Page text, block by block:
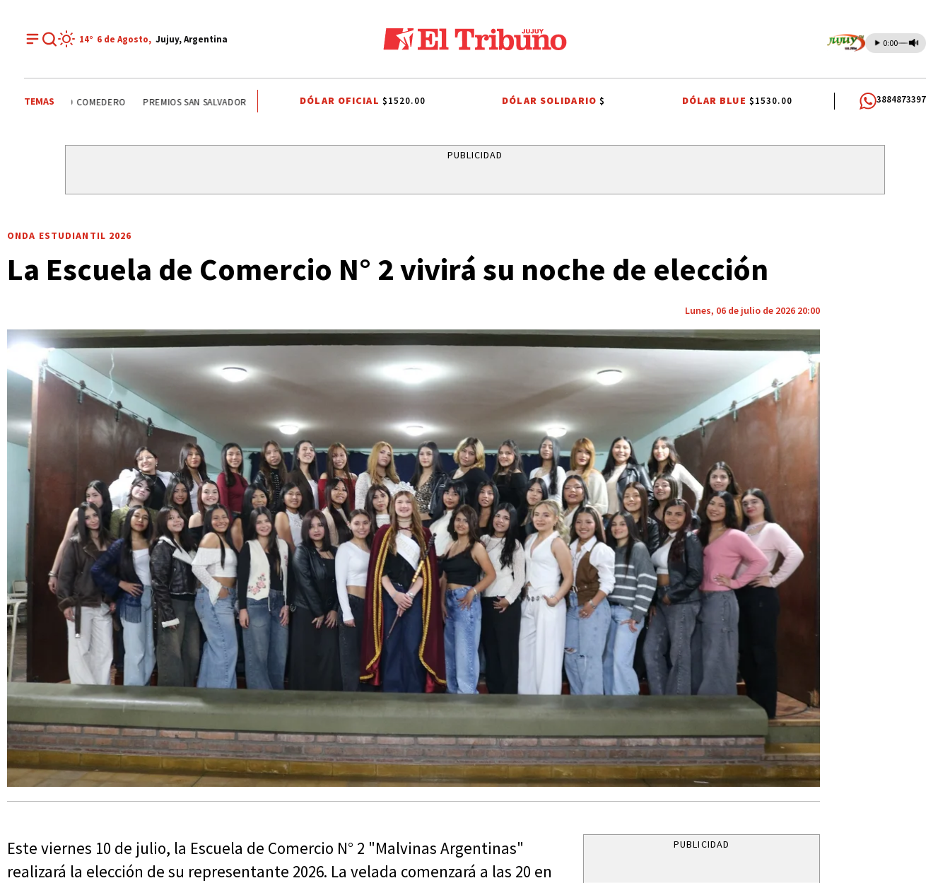
14° 6 de Agosto, Jujuy, Argentina 0:00
TEMAS SANTISIMO SALVADOR CARLOS SADIR ALTO COMEDERO PREMIOS SAN SALVADOR LEY DE PROPIEDAD PRIVADA LEY DE TIERRAS CANDELA ARIZAGA TALLERES DE OFICIOS FIESTAS
DÓLAR OFICIAL $1520.00 DÓLAR SOLIDARIO$ DÓLAR BLUE $1530.00 3884873397
PUBLICIDAD
ONDA ESTUDIANTIL 2026
La Escuela de Comercio N° 2 vivirá su noche de elección
Lunes, 06 de julio de 2026 20:00
Este viernes 10 de julio, la Escuela de Comercio N° 2 "Malvinas Argentinas"
realizará la elección de su representante 2026. La velada comenzará a las 20 en
PUBLICIDAD